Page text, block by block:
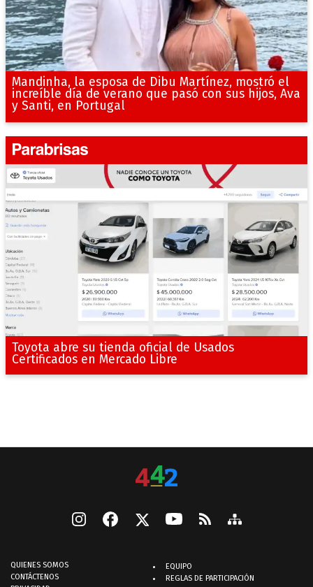
Mandinha, la esposa de Dibu Martínez, mostró el
increíble día de verano que pasó con sus hijos, Ava
y Santi, en Portugal
Toyota abre su tienda oficial de Usados
Certificados en Mercado Libre
QUIENES SOMOS
CONTÁCTENOS
EQUIPO
REGLAS DE PARTICIPACIÓN